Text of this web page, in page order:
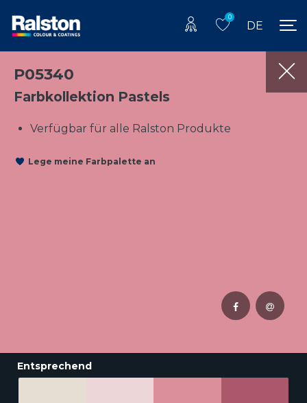
0
DE
P05340
Farbkollektion Pastels
Verfügbar für alle Ralston Produkte
Lege meine Farbpalette an
Entsprechend